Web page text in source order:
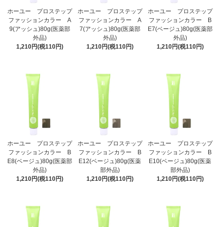
ホーユー プロステップ
ファッションカラー A
9(アッシュ)80g(医薬部
外品)
1,210円(税110円)
ホーユー プロステップ
ファッションカラー A
7(アッシュ)80g(医薬部
外品)
1,210円(税110円)
ホーユー プロステップ
ファッションカラー B
E7(ベージュ)80g(医薬部
外品)
1,210円(税110円)
ホーユー プロステップ
ファッションカラー B
E8(ベージュ)80g(医薬部
外品)
1,210円(税110円)
ホーユー プロステップ
ファッションカラー B
E12(ベージュ)80g(医薬
部外品)
1,210円(税110円)
ホーユー プロステップ
ファッションカラー B
E10(ベージュ)80g(医薬
部外品)
1,210円(税110円)